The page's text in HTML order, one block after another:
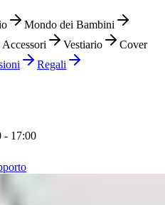
Mondo dei Bambini
Accessori Vestiario
Cover
Regali
- 17:00